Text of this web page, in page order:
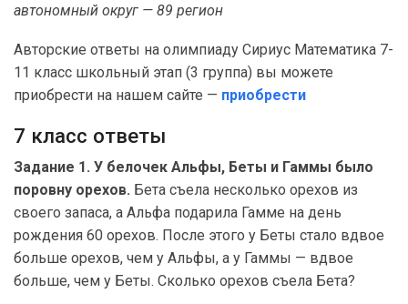
автономный округ — 89 регион
Авторские ответы на олимпиаду Сириус Математика 7-
11 класс школьный этап (3 группа) вы можете
приобрести на нашем сайте — приобрести
7 класс ответы
Задание 1. У белочек Альфы, Беты и Гаммы было
поровну орехов. Бета съела несколько орехов из
своего запаса, а Альфа подарила Гамме на день
рождения 60 орехов. После этого у Беты стало вдвое
больше орехов, чем у Альфы, а у Гаммы — вдвое
больше, чем у Беты. Сколько орехов съела Бета?